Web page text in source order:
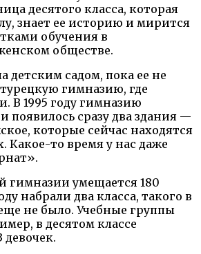
десятого класса, которая
знает ее историю и мирится
обучения в
обществе.
детским садом, пока ее не
гимназию, где
В 1995 году гимназию
появилось сразу два здания —
которые сейчас находятся
Какое-то время у нас даже
гимназии умещается 180
набрали два класса, такого в
не было. Учебные группы
в десятом классе
девочек.